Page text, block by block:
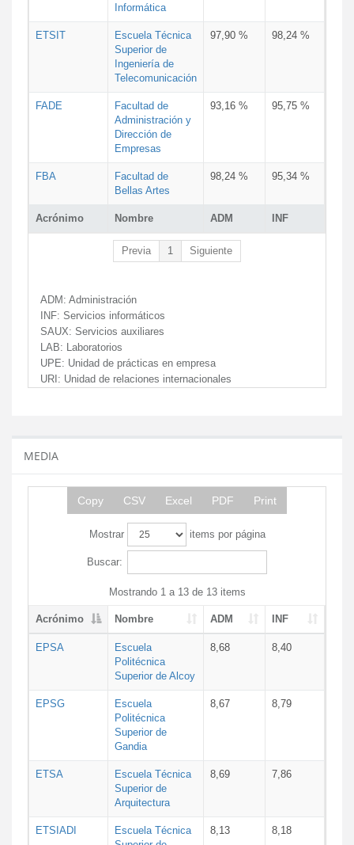
Acrónimo Nombre ADM INF
Informática
ETSIT
Escuela Técnica
Superior de
Ingeniería de
Telecomunicación
97,90 % 98,24 %
FADE
Facultad de
Administración y
Dirección de
Empresas
93,16 % 95,75 %
FBA
Facultad de
Bellas Artes
98,24 % 95,34 %
Previa 1 Siguiente
ADM: Administración
INF: Servicios informáticos
SAUX: Servicios auxiliares
LAB: Laboratorios
UPE: Unidad de prácticas en empresa
URI: Unidad de relaciones internacionales
MEDIA
Copy CSV Excel PDF Print
Mostrar items por página
Buscar:
Mostrando 1 a 13 de 13 items
Acrónimo Nombre ADM INF
EPSA
Escuela
Politécnica
Superior de Alcoy
8,68 8,40
EPSG
Escuela
Politécnica
Superior de
Gandia
8,67 8,79
ETSA
Escuela Técnica
Superior de
Arquitectura
8,69 7,86
ETSIADI
Escuela Técnica
8,13 8,18